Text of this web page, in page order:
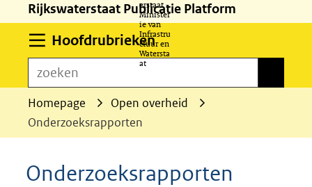
Rijkswaterstaat Publicatie Platform
HoofdrubriekenUitklappen
zoeken
Homepage
Open overheid
Onderzoeksrapporten
Onderzoeksrapporten